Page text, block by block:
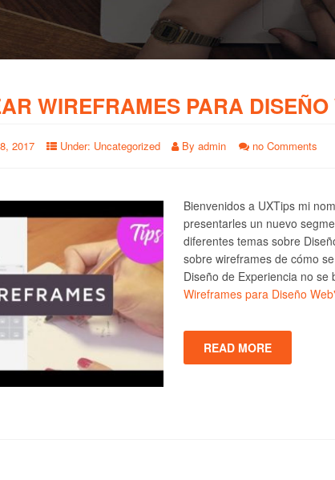
WIREFRAMES PARA
2017 Under: Uncategorized By admin no Comments
Bienvenidos a UXTips mi
presentarles un nuevo
diferentes temas sobre
sobre wireframes de cómo
Diseño de Experiencia no
Wireframes para Diseño
READ MORE